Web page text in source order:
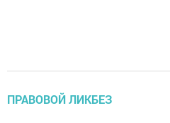
ПРАВОВОЙ ЛИКБЕЗ